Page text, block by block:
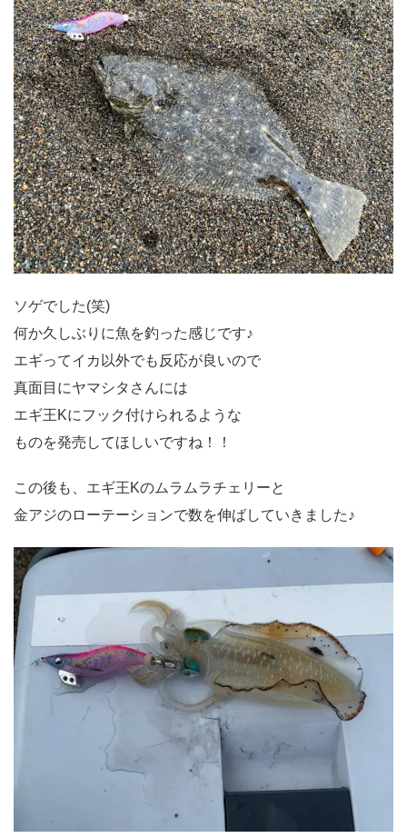
ソゲでした(笑)
何か久しぶりに魚を釣った感じです♪
エギってイカ以外でも反応が良いので
真面目にヤマシタさんには
エギ王Kにフック付けられるような
ものを発売してほしいですね！！
この後も、エギ王Kのムラムラチェリーと
金アジのローテーションで数を伸ばしていきました♪